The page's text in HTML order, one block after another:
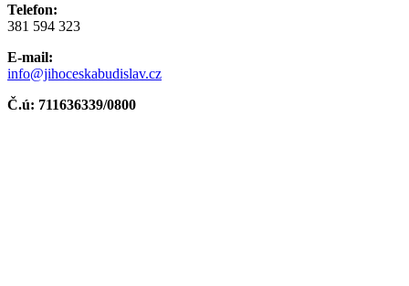
Telefon:
381 594 323
E-mail:
info@jihoceskabudislav.cz
Č.ú: 711636339/0800